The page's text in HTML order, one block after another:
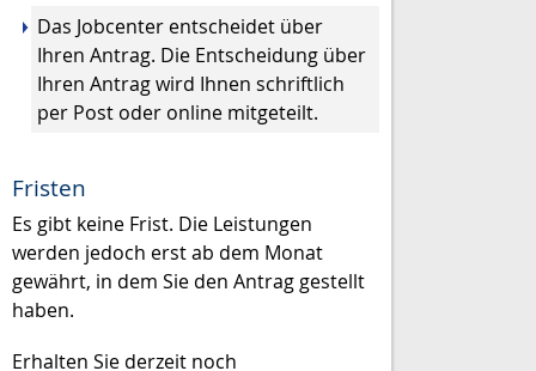
Das Jobcenter entscheidet über
Ihren Antrag. Die Entscheidung über
Ihren Antrag wird Ihnen schriftlich
per Post oder online mitgeteilt.
Fristen
Es gibt keine Frist. Die Leistungen
werden jedoch erst ab dem Monat
gewährt, in dem Sie den Antrag gestellt
haben.
Erhalten Sie derzeit noch